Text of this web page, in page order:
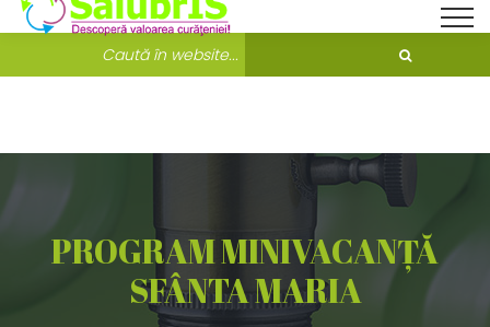
Bine ati venit pe Salubris.ro! Unde ne găsești?
PROGRAM MINIVACANȚĂ
SFÂNTA MARIA